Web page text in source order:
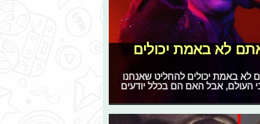
לא באמת יכולים
באמת יכולים להחליט שאנחנו
העולם, אבל האם הם בכלל יודעים